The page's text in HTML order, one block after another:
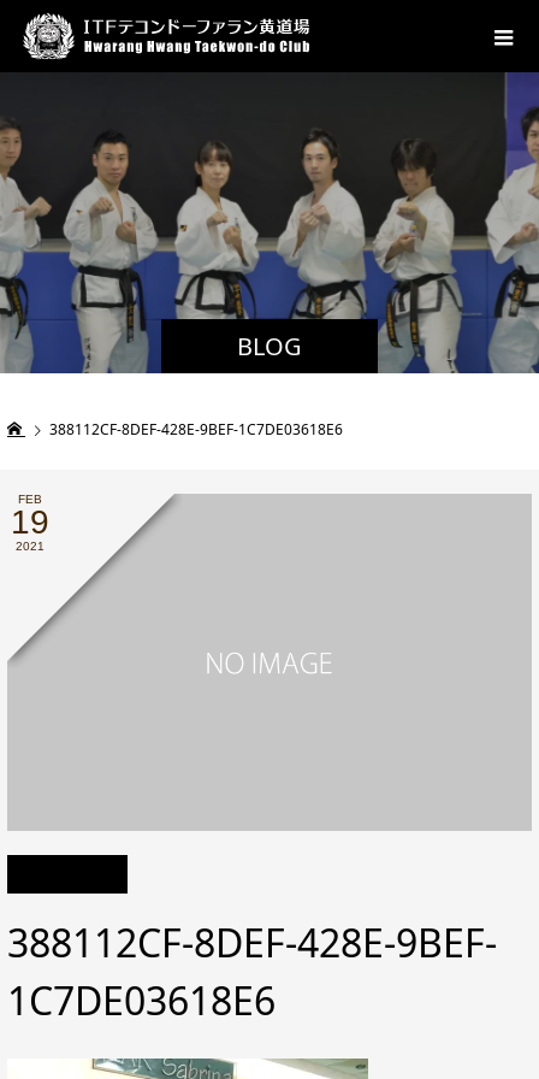
BLOG
388112CF-8DEF-428E-9BEF-1C7DE03618E6
FEB
19
2021
388112CF-8DEF-428E-9BEF-
1C7DE03618E6